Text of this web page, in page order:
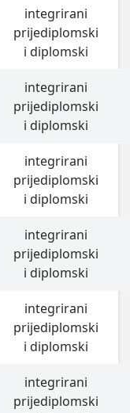
integrirani
prijediplomski
i diplomski
integrirani
prijediplomski
i diplomski
integrirani
prijediplomski
i diplomski
integrirani
prijediplomski
i diplomski
integrirani
prijediplomski
i diplomski
integrirani
prijediplomski